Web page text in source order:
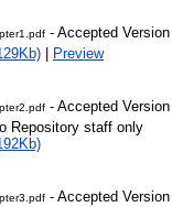
- Accepted Version
| Preview
- Accepted Version
Repository staff only
- Accepted Version